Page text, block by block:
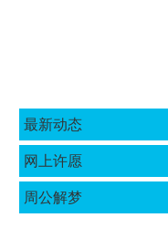
最新动态
网上许愿
周公解梦